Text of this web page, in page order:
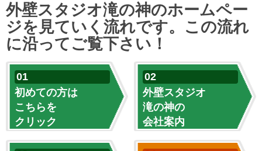
外壁スタジオ滝の神のホームペー
ジを見ていく流れです。この流れ
に沿ってご覧下さい！
初めての方は
こちらを
クリック
外壁スタジオ
滝の神の
会社案内